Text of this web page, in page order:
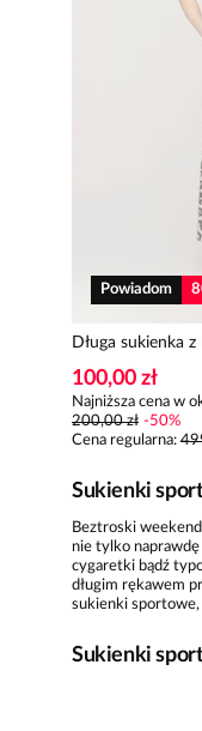
Powiadom
Długa sukienka
100,00 zł
Najniższa cena w
200,00 zł -50%
Cena regularna:
Sukienki
Beztroski
nie tylko
cygaretki bądź
długim rękawem
sukienki sportowe,
Sukienki